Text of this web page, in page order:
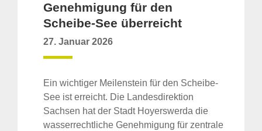
Genehmigung für den
Scheibe-See überreicht
27. Januar 2026
Ein wichtiger Meilenstein für den Scheibe-
See ist erreicht. Die Landesdirektion
Sachsen hat der Stadt Hoyerswerda die
wasserrechtliche Genehmigung für zentrale